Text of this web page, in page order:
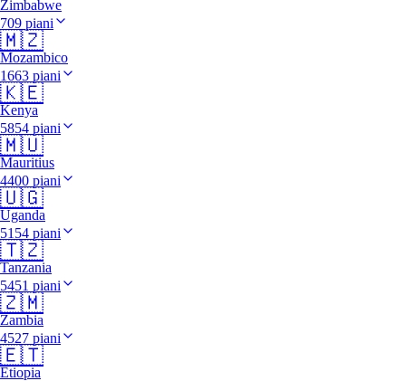
Zimbabwe
709 piani
🇲🇿
Mozambico
1663 piani
🇰🇪
Kenya
5854 piani
🇲🇺
Mauritius
4400 piani
🇺🇬
Uganda
5154 piani
🇹🇿
Tanzania
5451 piani
🇿🇲
Zambia
4527 piani
🇪🇹
Etiopia